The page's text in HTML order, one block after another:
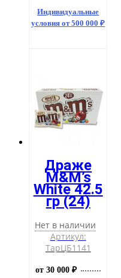
Индивидуальные
условия от 500 000 ₽
Драже
M&M’s
White 42.5
гр (24)
Нет в наличии
Артикул:
ТарЦБ1141
от 30 000 ₽